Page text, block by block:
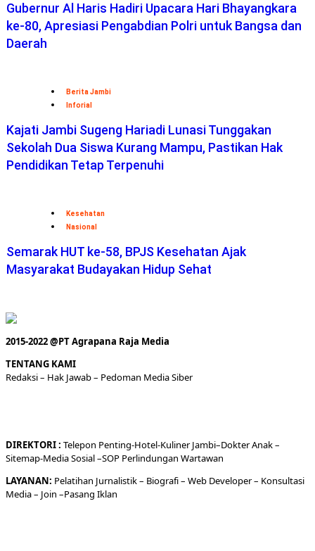
Gubernur Al Haris Hadiri Upacara Hari Bhayangkara
ke-80, Apresiasi Pengabdian Polri untuk Bangsa dan
Daerah
Berita Jambi
Inforial
Kajati Jambi Sugeng Hariadi Lunasi Tunggakan
Sekolah Dua Siswa Kurang Mampu, Pastikan Hak
Pendidikan Tetap Terpenuhi
Kesehatan
Nasional
Semarak HUT ke-58, BPJS Kesehatan Ajak
Masyarakat Budayakan Hidup Sehat
2015-2022 @PT Agrapana Raja Media
TENTANG KAMI
Redaksi– Hak Jawab – Pedoman Media Siber
DIREKTORI: Telepon Penting-Hotel-KulinerJambi–DokterAnak –
Sitemap-Media Sosial –SOP Perlindungan Wartawan
LAYANAN: Pelatihan Jurnalistik – Biografi– Web Developer– Konsultasi
Media– Join –Pasang Iklan